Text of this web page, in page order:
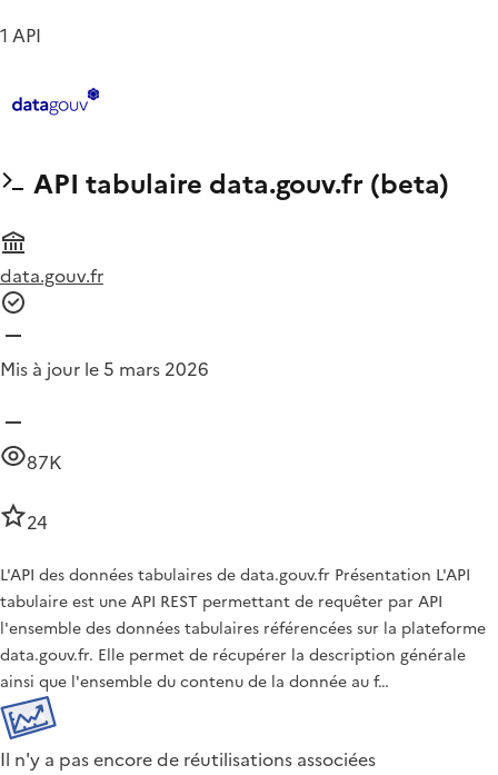
1 API
API tabulaire data.gouv.fr (beta)
data.gouv.fr
Mis à jour le 5 mars 2026
87K
24
L'API des données tabulaires de data.gouv.fr Présentation L'API
tabulaire est une API REST permettant de requêter par API
l'ensemble des données tabulaires référencées sur la plateforme
data.gouv.fr. Elle permet de récupérer la description générale
ainsi que l'ensemble du contenu de la donnée au f…
Il n'y a pas encore de réutilisations associées